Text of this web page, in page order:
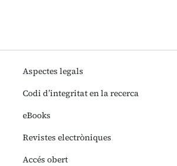
Aspectes legals
Codi d’integritat en la recerca
eBooks
Revistes electròniques
Accés obert